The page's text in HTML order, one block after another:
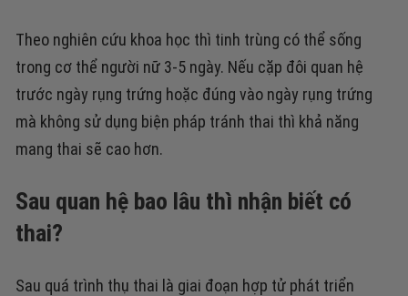
Theo nghiên cứu khoa học thì tinh trùng có thể sống
trong cơ thể người nữ 3-5 ngày. Nếu cặp đôi quan hệ
trước ngày rụng trứng hoặc đúng vào ngày rụng trứng
mà không sử dụng biện pháp tránh thai thì khả năng
mang thai sẽ cao hơn.
Sau quan hệ bao lâu thì nhận biết có
thai?
Sau quá trình thụ thai là giai đoạn hợp tử phát triển